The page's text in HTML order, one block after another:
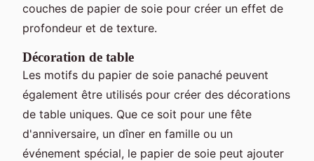
couches de papier de soie pour créer un effet de
profondeur et de texture.
Décoration de table
Les motifs du papier de soie panaché peuvent
également être utilisés pour créer des décorations
de table uniques. Que ce soit pour une fête
d'anniversaire, un dîner en famille ou un
événement spécial, le papier de soie peut ajouter